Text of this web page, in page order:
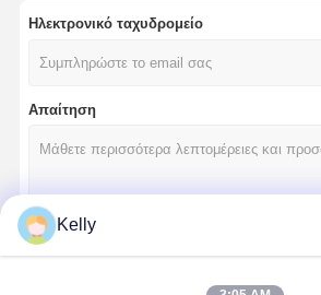
Αρχική
Ηλεκτρονικό ταχυδρομείο
Απαίτηση
Kelly